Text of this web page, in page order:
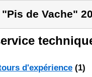
de Vache"
d'expérience (1)